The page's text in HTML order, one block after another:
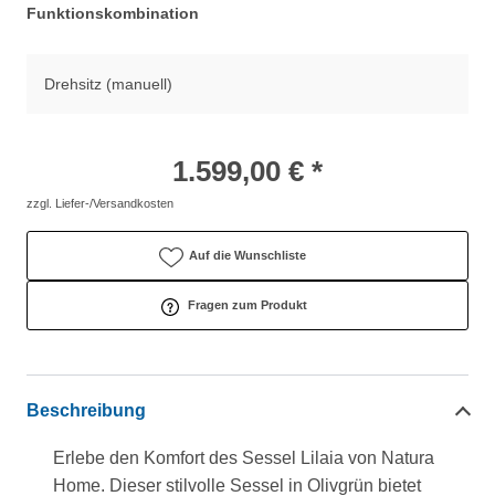
Funktionskombination
Drehsitz (manuell)
1.599,00 € *
zzgl. Liefer-/Versandkosten
Auf die Wunschliste
Fragen zum Produkt
Beschreibung
Erlebe den Komfort des Sessel Lilaia von Natura
Home. Dieser stilvolle Sessel in Olivgrün bietet